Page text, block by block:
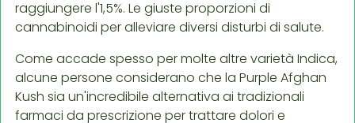
raggiungere l'1,5%. Le giuste proporzioni di
cannabinoidi per alleviare diversi disturbi di salute.
Come accade spesso per molte altre varietà Indica,
alcune persone considerano che la Purple Afghan
Kush sia un'incredibile alternativa ai tradizionali
farmaci da prescrizione per trattare dolori e